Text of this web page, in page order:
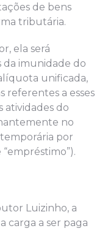
de bens
tributária.
ela será
da imunidade do
unificada,
referentes a esses
atividades do
no
por
Luizinho, a
carga a ser paga